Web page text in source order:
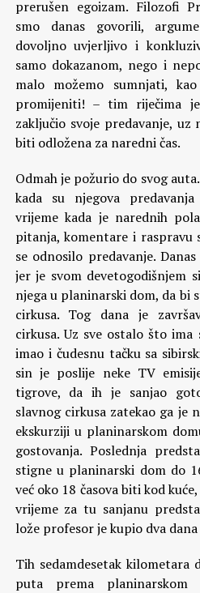
prerušen egoizam. Filozofi
smo danas govorili,
dovoljno uvjerljivo i
samo dokazanom, nego i
malo možemo sumnjati,
promijeniti! – tim riječima
zaključio svoje predavanje, uz
biti odložena za naredni čas.
Odmah je požurio do svog
kada su njegova
vrijeme kada je narednih
pitanja, komentare i
se odnosilo predavanje.
jer je svom devetogodišnjem
njega u planinarski dom, da bi
cirkusa. Tog dana je
cirkusa. Uz sve ostalo što
imao i čudesnu tačku sa
sin je poslije neke TV
tigrove, da ih je sanjao
slavnog cirkusa zatekao ga je
ekskurziji u planinarskom
gostovanja. Poslednja
stigne u planinarski dom do
već oko 18 časova biti kod
vrijeme za tu sanjanu
lože profesor je kupio dva
Tih sedamdesetak kilometara
puta prema